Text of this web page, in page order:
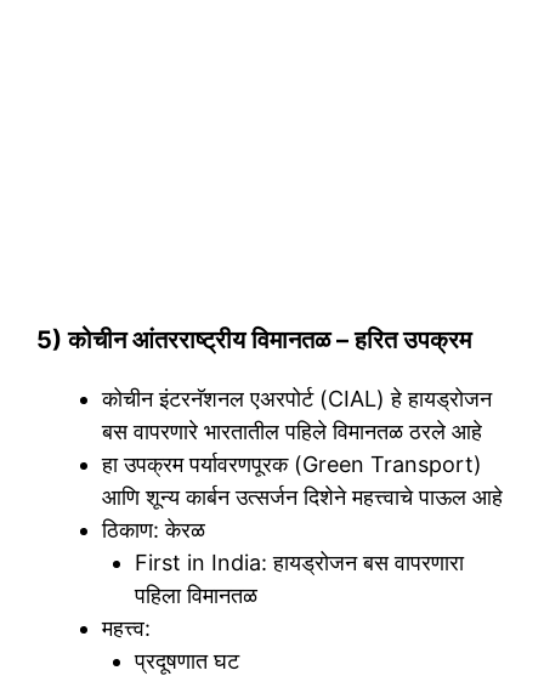
5) कोचीन आंतरराष्ट्रीय विमानतळ – हरित उपक्रम
कोचीन इंटरनॅशनल एअरपोर्ट (CIAL) हे हायड्रोजन
बस वापरणारे भारतातील पहिले विमानतळ ठरले आहे
हा उपक्रम पर्यावरणपूरक (Green Transport)
आणि शून्य कार्बन उत्सर्जन दिशेने महत्त्वाचे पाऊल आहे
ठिकाण: केरळ
First in India: हायड्रोजन बस वापरणारा
पहिला विमानतळ
महत्त्व:
प्रदूषणात घट